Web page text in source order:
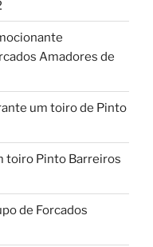
Amadores de
um toiro de Pinto
toiro Pinto Barreiros
de Forcados